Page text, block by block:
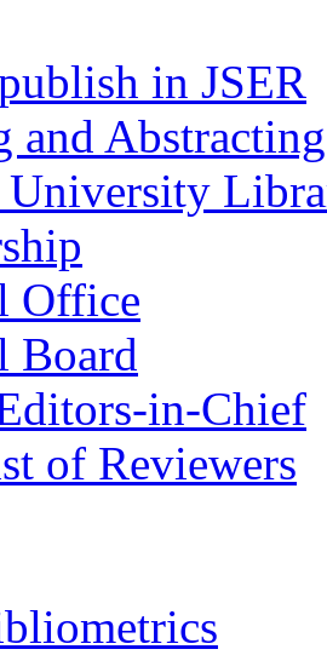
in JSER
and Abstracting
University
Office
Board
in-Chief
of Reviewers